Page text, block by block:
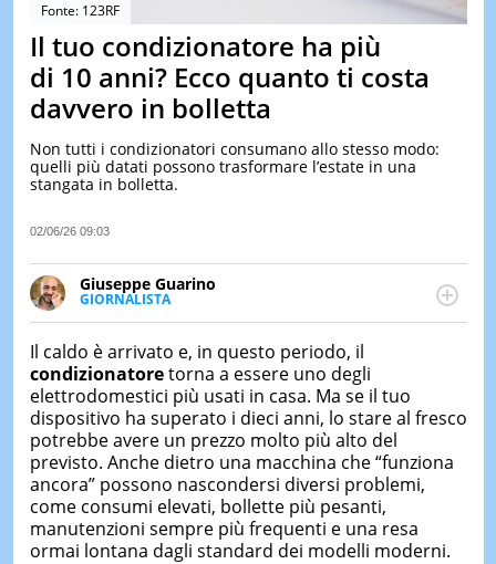
&
TEST
DI
IERI
Fonte: 123RF
Il tuo condizionatore ha più
di 10 anni? Ecco quanto ti costa
davvero in bolletta
Non tutti i condizionatori consumano allo stesso modo:
quelli più datati possono trasformare l’estate in una
stangata in bolletta.
02/06/26 09:03
Giuseppe Guarino
GIORNALISTA
Ph(D) in Diritto Comparato e processi di
particolare sulla Storia contemporanea di America
Latina e Spagna. Collabora con numerose testate ed
è presidente dell'Associazione Culturale "La
Biblioteca del Sannio".
Il caldo è arrivato e, in questo periodo, il
condizionatoretorna a essere uno degli
elettrodomestici più usati in casa. Ma se il tuo
dispositivo ha superato i dieci anni, lo stare al fresco
potrebbe avere un prezzo molto più alto del
previsto. Anche dietro una macchina che “funziona
ancora” possono nascondersi diversi problemi,
come consumi elevati, bollette più pesanti,
manutenzioni sempre più frequenti e una resa
ormai lontana dagli standard dei modelli moderni.